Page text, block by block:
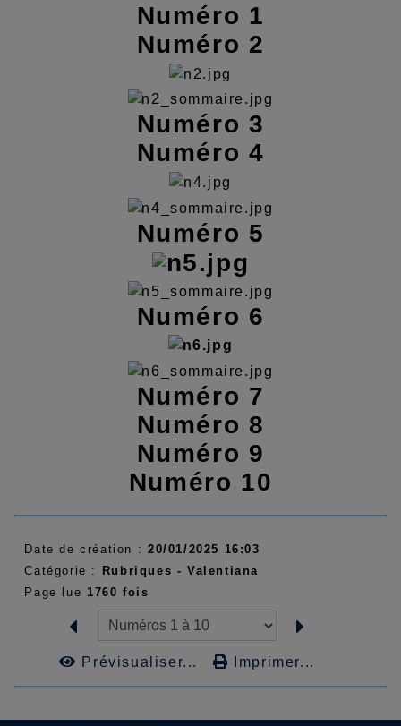
Numéro 1
Numéro 2
Numéro 3
Numéro 4
Numéro 5
Numéro 6
Numéro 7
Numéro 8
Numéro 9
Numéro 10
Date de création : 20/01/2025 16:03
Catégorie :
Rubriques - Valentiana
Page lue 1760 fois
Prévisualiser... Imprimer...